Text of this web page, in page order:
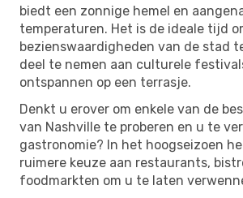
biedt een zonnige hemel en
temperaturen. Het is de ideale tijd
bezienswaardigheden van de stad
deel te nemen aan culturele
ontspannen op een terrasje.
Denkt u erover om enkele van de
van Nashville te proberen en u te
gastronomie? In het hoogseizoen
ruimere keuze aan restaurants,
foodmarkten om u te laten